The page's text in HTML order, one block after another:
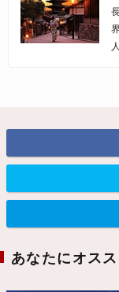
あなたにオス